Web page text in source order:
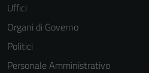
Uffici
Organi di Governo
Politici
Personale Amministrativo